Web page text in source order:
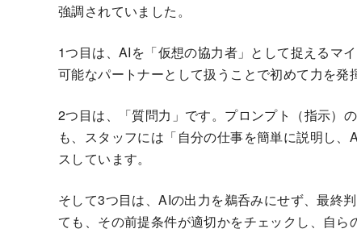
強調されていました。
1つ目は、AIを「仮想の協力者」として捉えるマ
可能なパートナーとして扱うことで初めて力を発
2つ目は、「質問力」です。プロンプト（指示）
も、スタッフには「自分の仕事を簡単に説明し
スしています。
そして3つ目は、AIの出力を鵜呑みにせず、最終
ても、その前提条件が適切かをチェックし、自